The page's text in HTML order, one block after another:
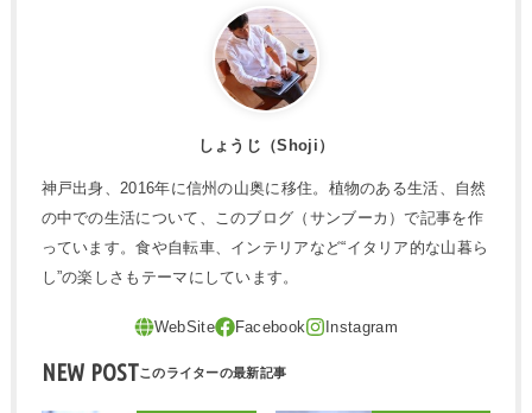
しょうじ（Shoji）
神戸出身、2016年に信州の山奥に移住。植物のある生活、自然
の中での生活について、このブログ（サンブーカ）で記事を作
っています。食や自転車、インテリアなど“イタリア的な山暮ら
し”の楽しさもテーマにしています。
NEW POST